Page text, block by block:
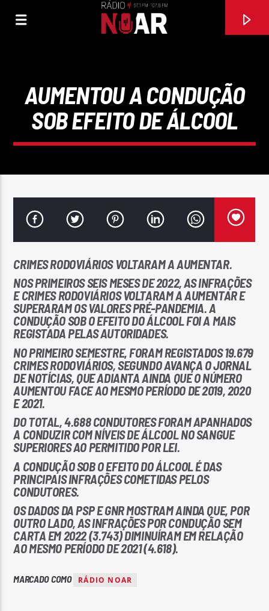
FAIXA ATUAL
DIAPASÃO
Rádio No ar
AUMENTOU A CONDUÇÃO
SOB EFEITO DE ÁLCOOL
CRIMES RODOVIÁRIOS VOLTARAM A AUMENTAR.
NOS PRIMEIROS SEIS MESES DE 2022, AS INFRAÇÕES
E CRIMES RODOVIÁRIOS VOLTARAM A AUMENTAR E
SUPERARAM OS VALORES PRÉ-PANDEMIA. A
CONDUÇÃO SOB O EFEITO DO ÁLCOOL FOI A MAIS
REGISTADA PELAS AUTORIDADES.
NO PRIMEIRO SEMESTRE, FORAM REGISTADOS 19.679
CRIMES RODOVIÁRIOS, SEGUNDO AVANÇA O JORNAL
DE NOTÍCIAS, QUE ADIANTA AINDA QUE O NÚMERO
AUMENTOU FACE AO MESMO PERÍODO DE 2019, 2020
E 2021.
DO TOTAL, 4.688 CONDUTORES FORAM APANHADOS
A CONDUZIR COM NÍVEIS DE ÁLCOOL NO SANGUE
SUPERIORES AO PERMITIDO POR LEI.
A CONDUÇÃO SOB O EFEITO DO ÁLCOOL É DAS
PRINCIPAIS INFRAÇÕES COMETIDAS PELOS
CONDUTORES.
OS DADOS DA PSP E GNR MOSTRAM AINDA QUE, POR
OUTRO LADO, AS INFRAÇÕES POR CONDUÇÃO SEM
CARTA EM 2022 (3.743) DIMINUÍRAM EM RELAÇÃO
AO MESMO PERÍODO DE 2021 (4.618).
MARCADO COMO RÁDIO NOAR